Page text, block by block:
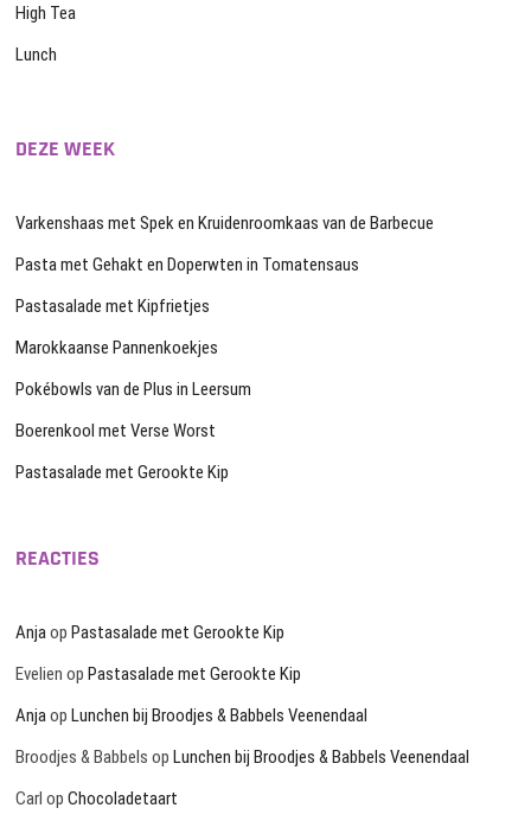
High Tea
Lunch
DEZE WEEK
Varkenshaas met Spek en Kruidenroomkaas van de Barbecue
Pasta met Gehakt en Doperwten in Tomatensaus
Pastasalade met Kipfrietjes
Marokkaanse Pannenkoekjes
Pokébowls van de Plus in Leersum
Boerenkool met Verse Worst
Pastasalade met Gerookte Kip
REACTIES
AnjaopPastasalade met Gerookte Kip
Evelien opPastasalade met Gerookte Kip
AnjaopLunchen bij Broodjes & Babbels Veenendaal
Broodjes & Babbels opLunchen bij Broodjes & Babbels Veenendaal
Carl opChocoladetaart